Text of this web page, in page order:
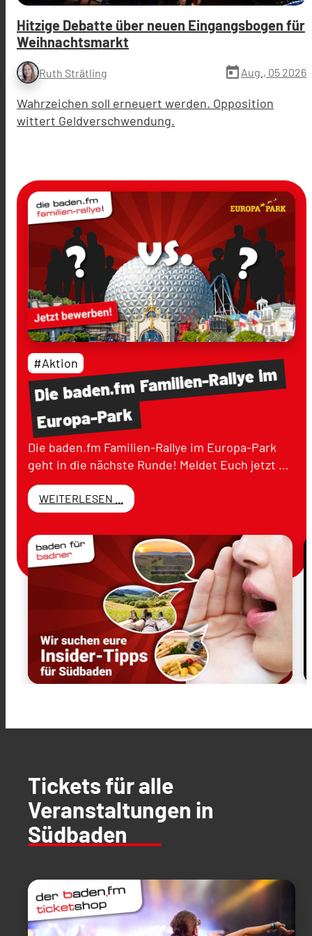
Hitzige Debatte über neuen Eingangsbogen für
Weihnachtsmarkt
Ruth Strätling today Aug., 05 2026
Wahrzeichen soll erneuert werden. Opposition
wittert Geldverschwendung.
Diebaden.fmFamilien-Rallyeim
Europa-Park
#Aktion
Die baden.fm Familien-Rallye im Europa-Park
geht in die nächste Runde! Meldet Euch jetzt …
WEITERLESEN ...
Tickets für alle
Veranstaltungen in
Südbaden